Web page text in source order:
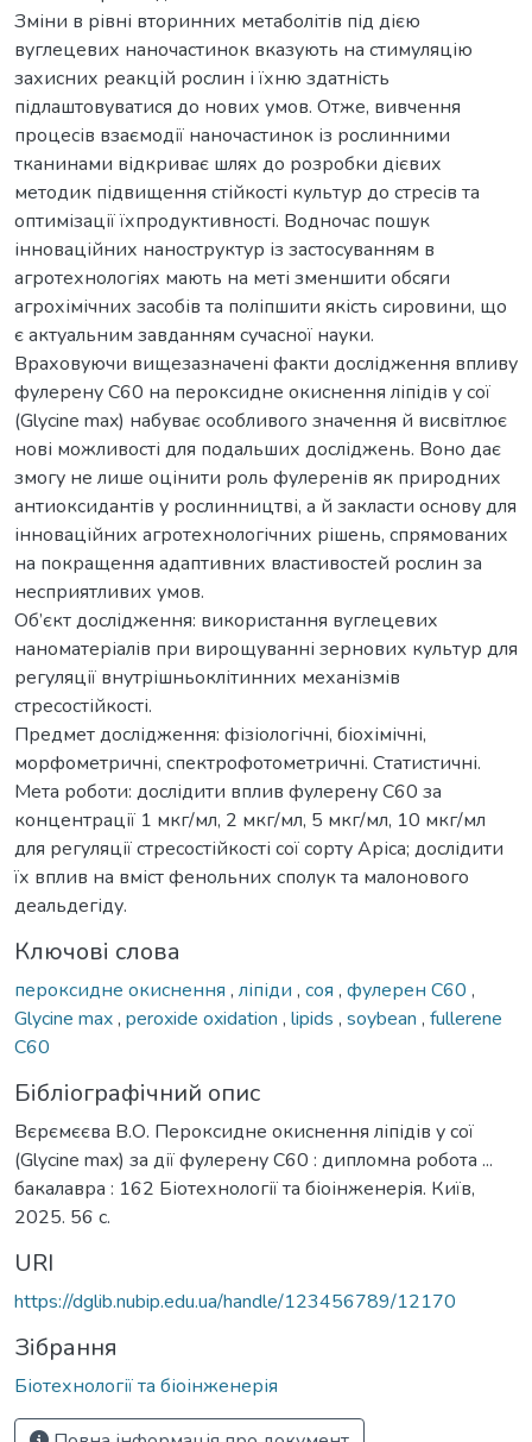
Зміни в рівні вторинних метаболітів під дією
вуглецевих наночастинок вказують на стимуляцію
захисних реакцій рослин і їхню здатність
підлаштовуватися до нових умов. Отже, вивчення
процесів взаємодії наночастинок із рослинними
тканинами відкриває шлях до розробки дієвих
методик підвищення стійкості культур до стресів та
оптимізації їхпродуктивності. Водночас пошук
інноваційних наноструктур із застосуванням в
агротехнологіях мають на меті зменшити обсяги
агрохімічних засобів та поліпшити якість сировини, що
є актуальним завданням сучасної науки.
Враховуючи вищезазначені факти дослідження впливу
фулерену С60 на пероксидне окиснення ліпідів у сої
(Glycine max) набуває особливого значення й висвітлює
нові можливості для подальших досліджень. Воно дає
змогу не лише оцінити роль фулеренів як природних
антиоксидантів у рослинництві, а й закласти основу для
інноваційних агротехнологічних рішень, спрямованих
на покращення адаптивних властивостей рослин за
несприятливих умов.
Об’єкт дослідження: використання вуглецевих
наноматеріалів при вирощуванні зернових культур для
регуляції внутрішньоклітинних механізмів
стресостійкості.
Предмет дослідження: фізіологічні, біохімічні,
морфометричні, спектрофотометричні. Статистичні.
Мета роботи: дослідити вплив фулерену С60 за
концентрації 1 мкг/мл, 2 мкг/мл, 5 мкг/мл, 10 мкг/мл
для регуляції стресостійкості сої сорту Аріса; дослідити
їх вплив на вміст фенольних сполук та малонового
деальдегіду.
Ключові слова
пероксидне окиснення , ліпіди , соя , фулерен C60 ,
Glycine max, peroxide oxidation , lipids , soybean , fullerene
C60
Бібліографічний опис
Вєрємєєва В.О. Пероксидне окиснення ліпідів у сої
(Glycine max) за дії фулерену C60 : дипломна робота ...
бакалавра : 162 Біотехнології та біоінженерія. Київ,
2025. 56 с.
URI
https://dglib.nubip.edu.ua/handle/123456789/12170
Зібрання
Біотехнології та біоінженерія